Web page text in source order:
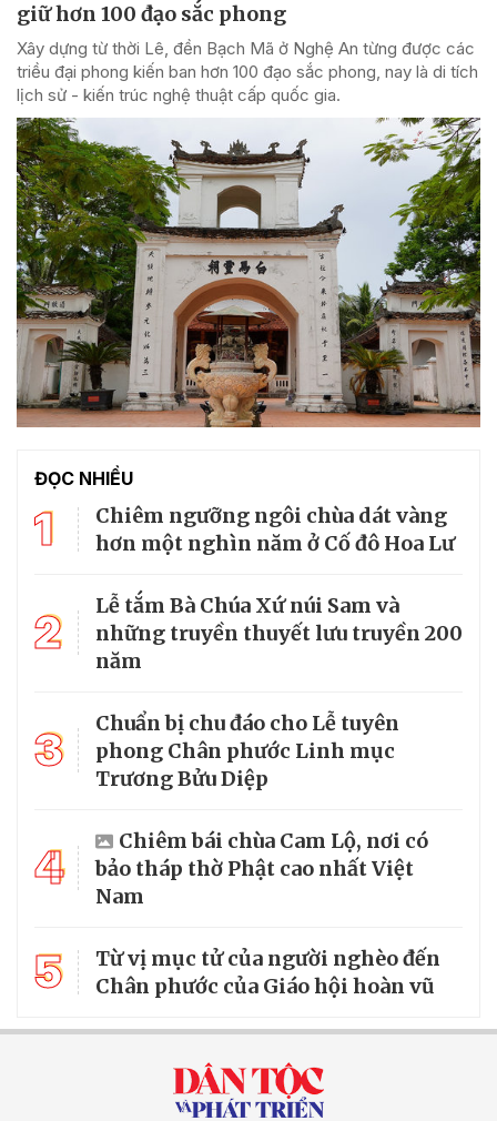
giữ hơn 100 đạo sắc phong
Xây dựng từ thời Lê, đền Bạch Mã ở Nghệ An từng được các
triều đại phong kiến ban hơn 100 đạo sắc phong, nay là di tích
lịch sử - kiến trúc nghệ thuật cấp quốc gia.
ĐỌC NHIỀU
1
Chiêm ngưỡng ngôi chùa dát vàng
hơn một nghìn năm ở Cố đô Hoa Lư
2
Lễ tắm Bà Chúa Xứ núi Sam và
những truyền thuyết lưu truyền 200
năm
3
Chuẩn bị chu đáo cho Lễ tuyên
phong Chân phước Linh mục
Trương Bửu Diệp
4
Chiêm bái chùa Cam Lộ, nơi có
bảo tháp thờ Phật cao nhất Việt
Nam
5
Từ vị mục tử của người nghèo đến
Chân phước của Giáo hội hoàn vũ